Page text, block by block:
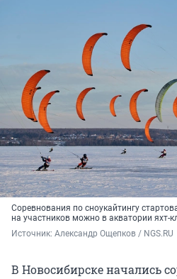
Соревнования по сноукайтингу
на участников можно в акватории яхт-
Источник: Александр Ощепков / NGS.RU
В Новосибирске начались